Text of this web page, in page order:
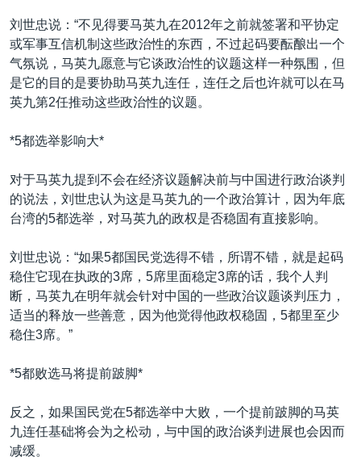
刘世忠说：“不见得要马英九在2012年之前就签署和平协定
或军事互信机制这些政治性的东西，不过起码要酝酿出一个
气氛说，马英九愿意与它谈政治性的议题这样一种氛围，但
是它的目的是要协助马英九连任，连任之后也许就可以在马
英九第2任推动这些政治性的议题。
*5都选举影响大*
对于马英九提到不会在经济议题解决前与中国进行政治谈判
的说法，刘世忠认为这是马英九的一个政治算计，因为年底
台湾的5都选举，对马英九的政权是否稳固有直接影响。
刘世忠说：“如果5都国民党选得不错，所谓不错，就是起码
稳住它现在执政的3席，5席里面稳定3席的话，我个人判
断，马英九在明年就会针对中国的一些政治议题谈判压力，
适当的释放一些善意，因为他觉得他政权稳固，5都里至少
稳住3席。”
*5都败选马将提前跛脚*
反之，如果国民党在5都选举中大败，一个提前跛脚的马英
九连任基础将会为之松动，与中国的政治谈判进展也会因而
减缓。